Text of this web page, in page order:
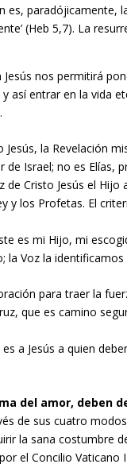
es,
(Heb 5,7). La
nos permitirá
así entrar en la vida
la Revelación
Israel; no es Elías,
de Cristo Jesús el
y los Profetas. El
es mi Hijo, mi
la Voz la
para traer la
que es camino
a Jesús a quien
del amor, deben
de sus cuatro
la sana costumbre
el Concilio Vaticano